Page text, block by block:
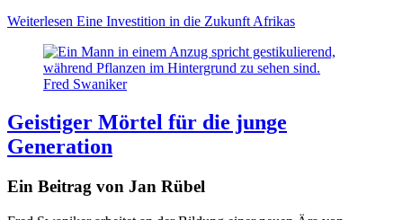
Weiterlesen Eine Investition in die Zukunft Afrikas
Fred Swaniker
Geistiger Mörtel für die junge
Generation
Ein Beitrag von Jan Rübel